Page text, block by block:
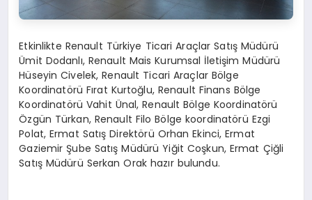
Etkinlikte Renault Türkiye Ticari Araçlar Satış Müdürü
Ümit Dodanlı, Renault Mais Kurumsal İletişim Müdürü
Hüseyin Civelek, Renault Ticari Araçlar Bölge
Koordinatörü Fırat Kurtoğlu, Renault Finans Bölge
Koordinatörü Vahit Ünal, Renault Bölge Koordinatörü
Özgün Türkan, Renault Filo Bölge koordinatörü Ezgi
Polat, Ermat Satış Direktörü Orhan Ekinci, Ermat
Gaziemir Şube Satış Müdürü Yiğit Coşkun, Ermat Çiğli
Satış Müdürü Serkan Orak hazır bulundu.